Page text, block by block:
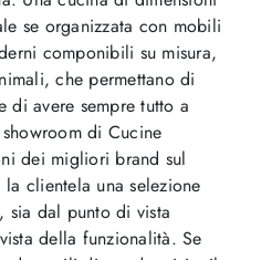
se organizzata con mobili
componibili su misura,
che permettano di
di avere sempre tutto a
di Cucine
dei migliori brand sul
clientela una selezione
sia dal punto di vista
della funzionalità. Se